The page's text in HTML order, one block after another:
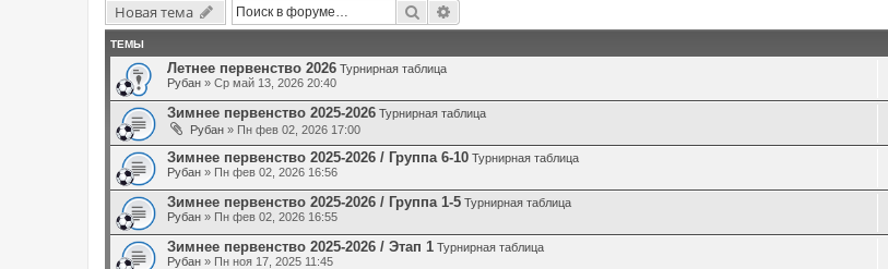
Новая тема Поиск
ТЕМЫ
Летнее первенство 2026 Турнирная таблица
Рубан » Ср май 13, 2026 20:40
Зимнее первенство 2025-2026 Турнирная таблица
Рубан » Пн фев 02, 2026 17:00
Зимнее первенство 2025-2026 / Группа 6-10 Турнирная таблица
Рубан » Пн фев 02, 2026 16:56
Зимнее первенство 2025-2026 / Группа 1-5 Турнирная таблица
Рубан » Пн фев 02, 2026 16:55
Зимнее первенство 2025-2026 / Этап 1 Турнирная таблица
Рубан » Пн ноя 17, 2025 11:45